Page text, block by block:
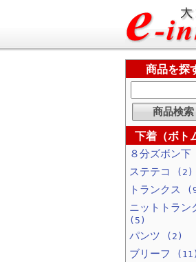
商品を探
下着（ボト
８分ズボン下
ステテコ (2)
トランクス
ニットトラン
(5)
パンツ (2)
ブリーフ (11)